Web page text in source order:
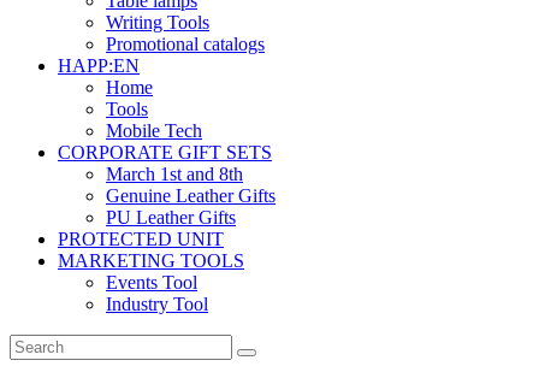
Writing Tools
Promotional catalogs
HAPP:EN
Home
Tools
Mobile Tech
CORPORATE GIFT SETS
March 1st and 8th
Genuine Leather Gifts
PU Leather Gifts
PROTECTED UNIT
MARKETING TOOLS
Events Tool
Industry Tool